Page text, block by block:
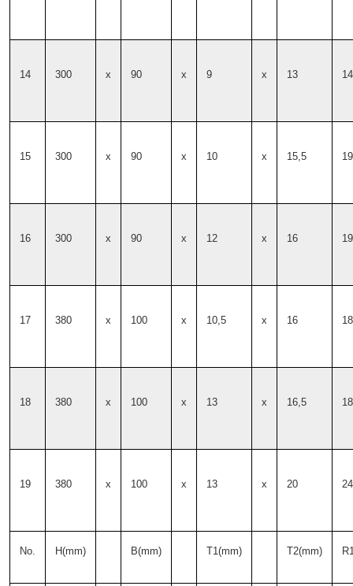
14 300 x 90 x 9 x 13 14
15 300 x 90 x 10 x 15,5 19
16 300 x 90 x 12 x 16 19
17 380 x 100 x 10,5 x 16 18
18 380 x 100 x 13 x 16,5 18
19 380 x 100 x 13 x 20 24
No. H(mm) B(mm) T1(mm) T2(mm)